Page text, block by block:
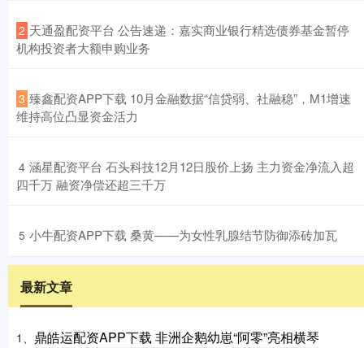
2 ​天通盈配资平台 公告速递：嘉实商业银行精选债券基金暂停
机构投资者大额申购业务
3 ​臻鑫配资APP下载 10月金融数据“信贷弱、社融稳”，M1增速
维持高位凸显资金活力
4 ​涵星配资平台 石头科技12月12日股价上扬 主力资金净流入超
四千万 融资净偿还超三千万
5 ​小牛配资APP下载 桑黄——为女性乳腺结节防御添砖加瓦
最新文章
1、 鼎皓运配资APP下载 非洲企鹅幼崽“阿零”亮相横琴